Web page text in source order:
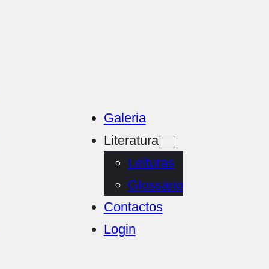
Galeria
Literatura
Leituras
Glossário
Contactos
Login